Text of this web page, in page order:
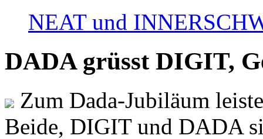
NEAT und
DADA grüsst DIGIT,
Zum Dada-Jubiläum
Beide, DIGIT und DADA